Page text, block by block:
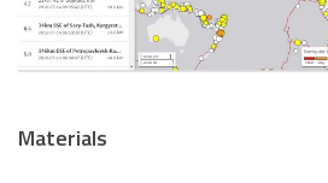
Materials